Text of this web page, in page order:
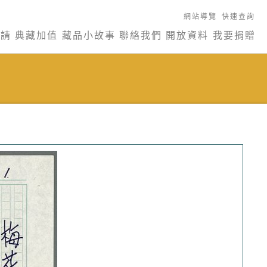
網站導覽 快速查詢
典藏加值 藏品小故事 聯絡我們 開放資料 我要捐贈